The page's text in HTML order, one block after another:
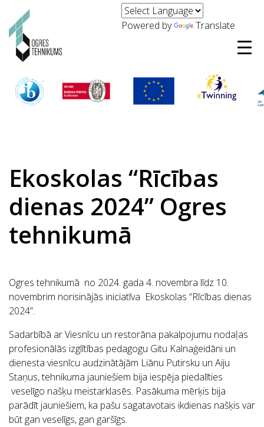
Powered by Translate
Ekoskolas “Rīcības
dienas 2024” Ogres
tehnikumā
Ogres tehnikumā no 2024. gada 4. novembra līdz 10.
novembrim norisinājās iniciatīva Ekoskolas “Rīcības dienas
2024”.
Sadarbībā ar Viesnīcu un restorāna pakalpojumu nodaļas
profesionālās izglītības pedagogu Gitu Kalnaģeidāni un
dienesta viesnīcu audzinātājām Liānu Putirsku un Aiju
Staņus, tehnikuma jauniešiem bija iespēja piedalīties
veselīgo našķu meistarklasēs. Pasākuma mērķis bija
parādīt jauniešiem, ka pašu sagatavotais ikdienas našķis var
būt gan veselīgs, gan garšīgs.